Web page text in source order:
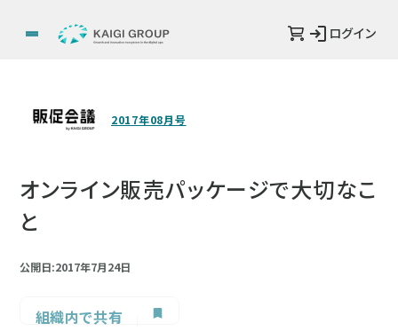
ログイン
2017年08月号
オンライン販売パッケージで大切なこ
と
公開日:2017年7月24日
組織内で共有